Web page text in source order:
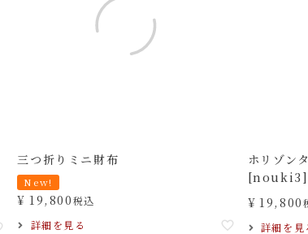
三つ折りミニ財布
New!
¥ 19,800税込
詳細を見る
ホリゾン
[nouki3]
¥ 19,800
詳細を見